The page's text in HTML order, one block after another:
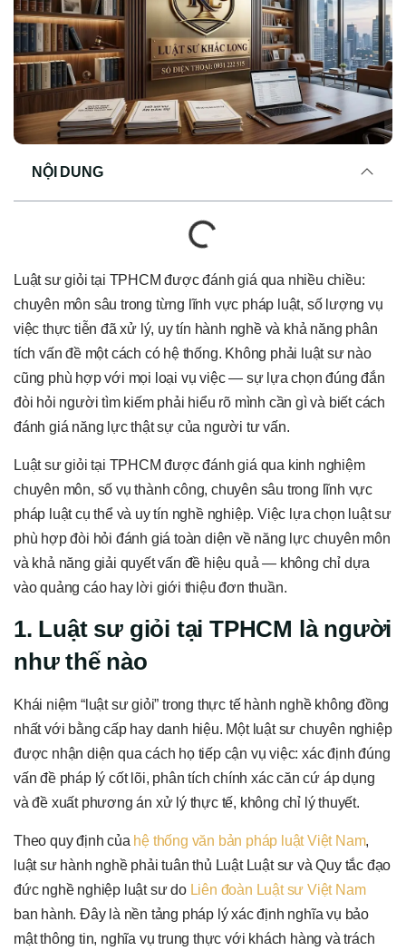
NỘI DUNG
Luật sư giỏi tại TPHCM được đánh giá qua nhiều chiều:
chuyên môn sâu trong từng lĩnh vực pháp luật, số lượng vụ
việc thực tiễn đã xử lý, uy tín hành nghề và khả năng phân
tích vấn đề một cách có hệ thống. Không phải luật sư nào
cũng phù hợp với mọi loại vụ việc — sự lựa chọn đúng đắn
đòi hỏi người tìm kiếm phải hiểu rõ mình cần gì và biết cách
đánh giá năng lực thật sự của người tư vấn.
Luật sư giỏi tại TPHCM được đánh giá qua kinh nghiệm
chuyên môn, số vụ thành công, chuyên sâu trong lĩnh vực
pháp luật cụ thể và uy tín nghề nghiệp. Việc lựa chọn luật sư
phù hợp đòi hỏi đánh giá toàn diện về năng lực chuyên môn
và khả năng giải quyết vấn đề hiệu quả — không chỉ dựa
vào quảng cáo hay lời giới thiệu đơn thuần.
1. Luật sư giỏi tại TPHCM là người
như thế nào
Khái niệm “luật sư giỏi” trong thực tế hành nghề không đồng
nhất với bằng cấp hay danh hiệu. Một luật sư chuyên nghiệp
được nhận diện qua cách họ tiếp cận vụ việc: xác định đúng
vấn đề pháp lý cốt lõi, phân tích chính xác căn cứ áp dụng
và đề xuất phương án xử lý thực tế, không chỉ lý thuyết.
Theo quy định của hệ thống văn bản pháp luật Việt Nam,
luật sư hành nghề phải tuân thủ Luật Luật sư và Quy tắc đạo
đức nghề nghiệp luật sư do Liên đoàn Luật sư Việt Nam
ban hành. Đây là nền tảng pháp lý xác định nghĩa vụ bảo
mật thông tin, nghĩa vụ trung thực với khách hàng và trách